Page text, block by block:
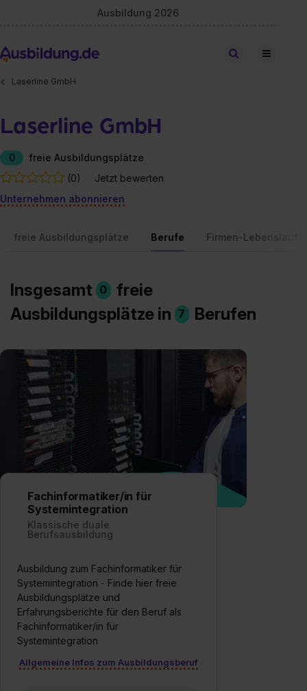
Ausbildung 2026
Stellen finden
Laserline GmbH
Laserline GmbH
0
freie Ausbildungsplätze
(0)
Jetzt bewerten
Unternehmen abonnieren
freie Ausbildungsplätze Berufe Firmen-Lebenslauf
Insgesamt 0
freie
Ausbildungsplätze in 7 Berufen
Fachinformatiker/in für
Systemintegration
Klassische duale
Berufsausbildung
Ausbildung zum Fachinformatiker für
Systemintegration - Finde hier freie
Ausbildungsplätze und
Erfahrungsberichte für den Beruf als
Fachinformatiker/in für
Systemintegration
Allgemeine Infos zum Ausbildungsberuf